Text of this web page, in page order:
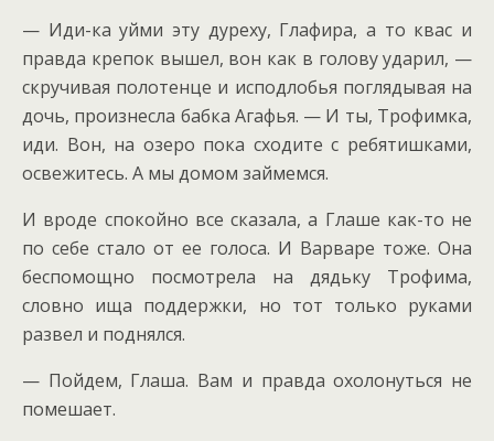
— Иди-ка уйми эту дуреху, Глафира, а то квас и
правда крепок вышел, вон как в голову ударил, —
скручивая полотенце и исподлобья поглядывая на
дочь, произнесла бабка Агафья. — И ты, Трофимка,
иди. Вон, на озеро пока сходите с ребятишками,
освежитесь. А мы домом займемся.
И вроде спокойно все сказала, а Глаше как-то не
по себе стало от ее голоса. И Варваре тоже. Она
беспомощно посмотрела на дядьку Трофима,
словно ища поддержки, но тот только руками
развел и поднялся.
— Пойдем, Глаша. Вам и правда охолонуться не
помешает.